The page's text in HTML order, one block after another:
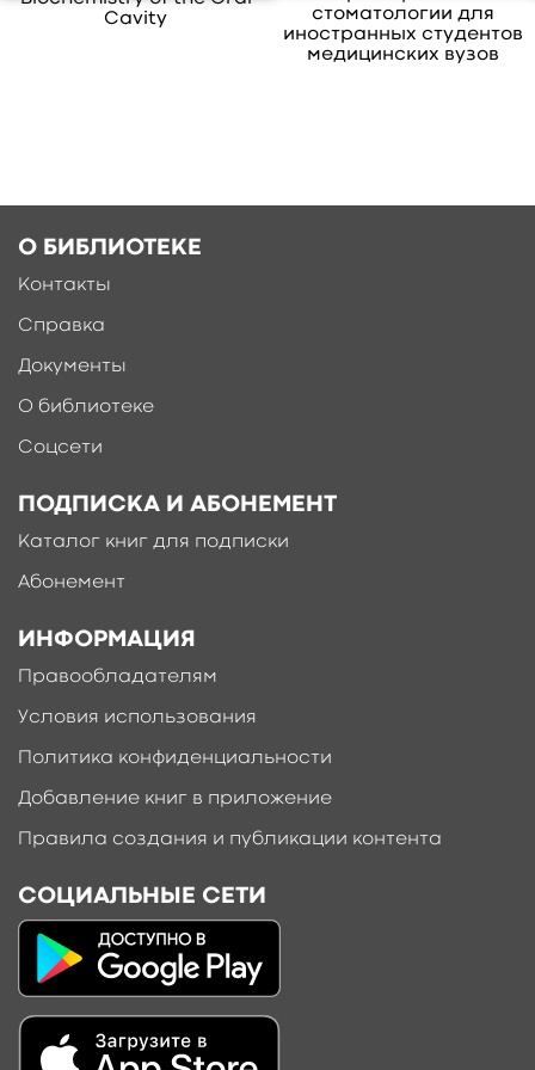
Cavity
стоматологии для
иностранных студентов
медицинских вузов
О БИБЛИОТЕКЕ
Контакты
Справка
Документы
О библиотеке
Соцсети
ПОДПИСКА И АБОНЕМЕНТ
Каталог книг для подписки
Абонемент
ИНФОРМАЦИЯ
Правообладателям
Условия использования
Политика конфиденциальности
Добавление книг в приложение
Правила создания и публикации контента
СОЦИАЛЬНЫЕ СЕТИ